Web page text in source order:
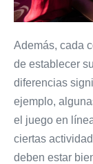
Además, cada
de establecer
diferencias
ejemplo,
el juego en
ciertas
deben estar